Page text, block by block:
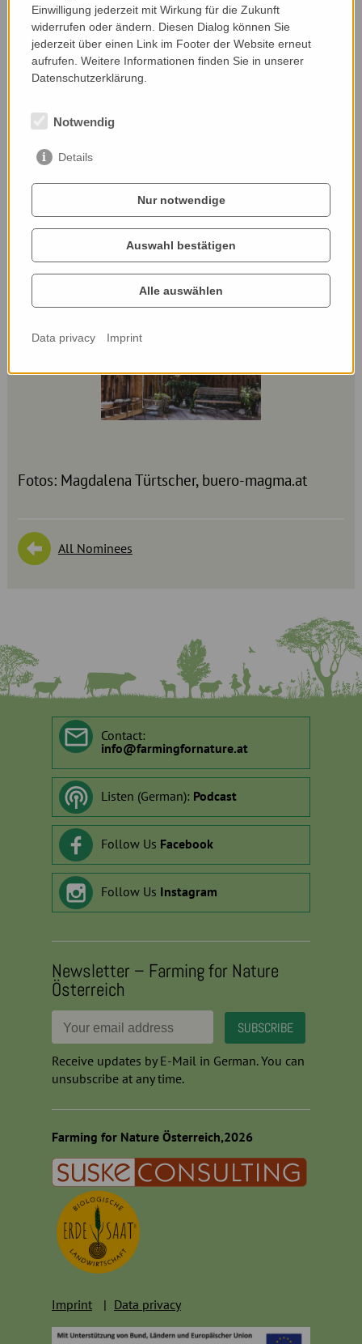
Fotos: Magdalena Türtscher, buero-magma.at
All Nominees
Contact:
info@farmingfornature.at
Listen (German): Podcast
Follow Us Facebook
Follow Us Instagram
Newsletter – Farming for Nature
Österreich
Receive updates by E-Mail in German. You can
unsubscribe at any time.
Farming for Nature Österreich,2026
Imprint Data privacy
Einwilligung jederzeit mit Wirkung für die Zukunft
widerrufen oder ändern. Diesen Dialog können Sie
jederzeit über einen Link im Footer der Website erneut
aufrufen. Weitere Informationen finden Sie in unserer
Datenschutzerklärung.
Notwendig
Details
Nur notwendige
Auswahl bestätigen
Alle auswählen
Data privacy Imprint